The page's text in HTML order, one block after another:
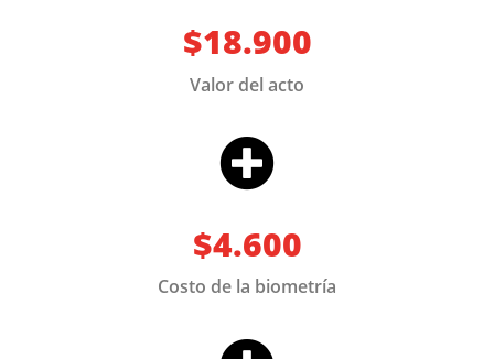
$18.900
Valor del acto
$4.600
Costo de la biometría